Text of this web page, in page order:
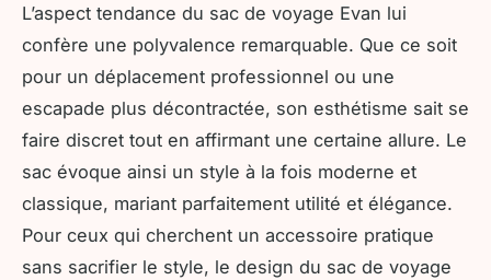
L’aspect tendance du sac de voyage Evan lui
confère une polyvalence remarquable. Que ce soit
pour un déplacement professionnel ou une
escapade plus décontractée, son esthétisme sait se
faire discret tout en affirmant une certaine allure. Le
sac évoque ainsi un style à la fois moderne et
classique, mariant parfaitement utilité et élégance.
Pour ceux qui cherchent un accessoire pratique
sans sacrifier le style, le design du sac de voyage